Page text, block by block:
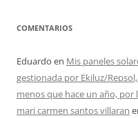
COMENTARIOS
Eduardo en Mis paneles
gestionada por Ekiluz/
menos que hace un año, por
mari carmen santos villaran